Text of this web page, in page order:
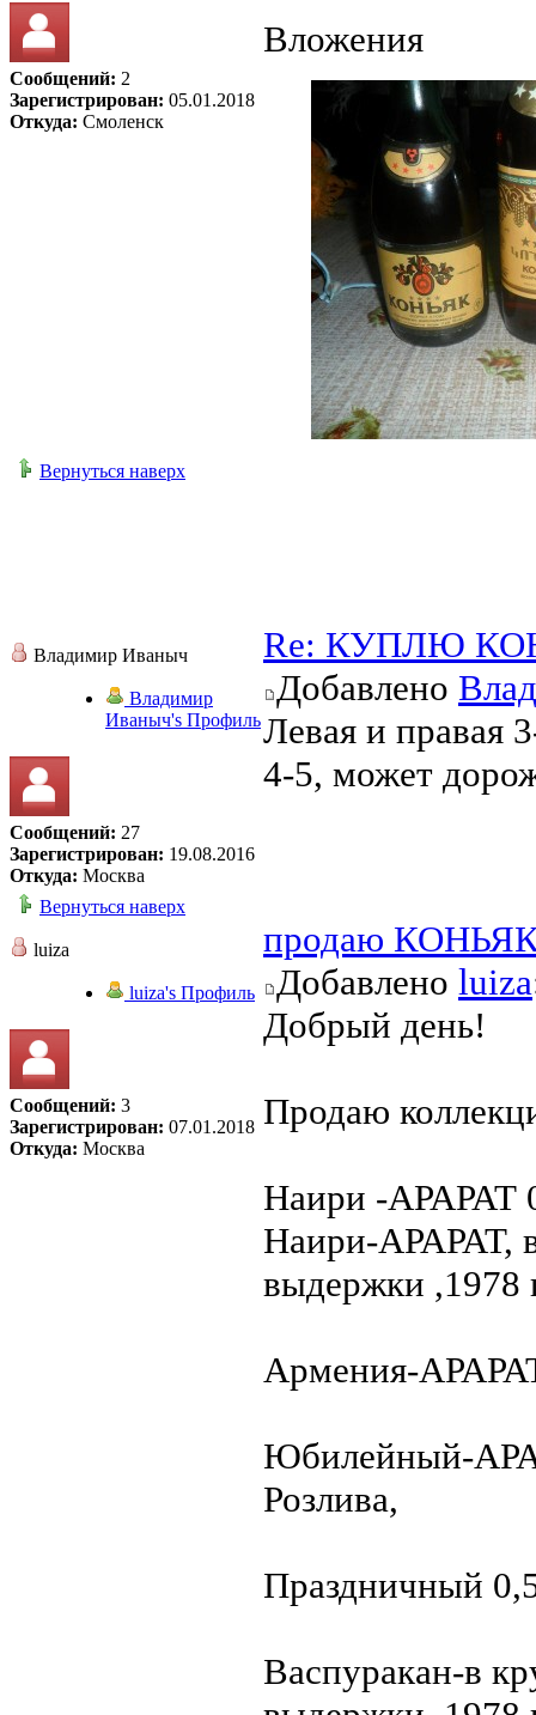
Сообщений: 2
Зарегистрирован: 05.01.2018
Откуда: Смоленск
Вложения
Вернуться наверх
Владимир Иваныч
Владимир
Иваныч's Профиль
Сообщений: 27
Зарегистрирован: 19.08.2016
Откуда: Москва
Re: КУПЛЮ
Добавлено
Левая и правая
4-5, может
Вернуться наверх
luiza
luiza's Профиль
Сообщений: 3
Зарегистрирован: 07.01.2018
Откуда: Москва
продаю
Добавлено luiza
Добрый день!
Продаю
Наири -АРАРАТ
Наири-АРАРАТ,
выдержки ,1978
Армения-
Юбилейный-
Розлива,
Праздничный
Васпуракан-в